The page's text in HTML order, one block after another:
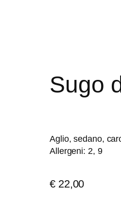
Sugo
Aglio, sedano,
Allergeni: 2, 9
€22,00